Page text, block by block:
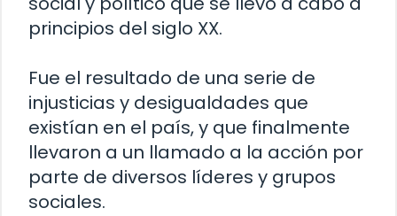
principios del siglo XX.
Fue el resultado de una serie de
injusticias y desigualdades que
existían en el país, y que finalmente
llevaron a un llamado a la acción por
parte de diversos líderes y grupos
sociales.